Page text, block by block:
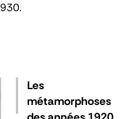
Les
métamorphoses